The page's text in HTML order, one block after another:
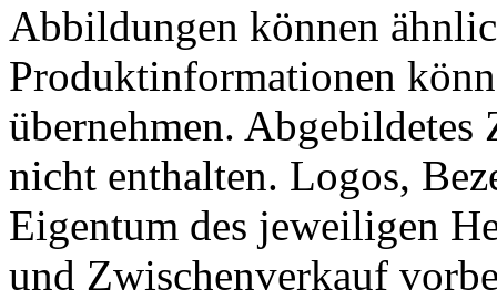
Abbildungen können
Produktinformationen
übernehmen.
nicht enthalten. Logos,
Eigentum des jeweiligen
und Zwischenverkauf